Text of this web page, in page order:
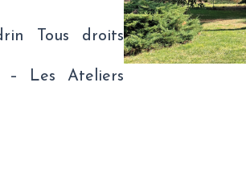
Tous droits
Les Ateliers